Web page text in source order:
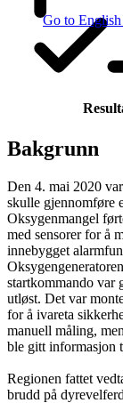
Go to English
Bakgrunn
Den 4. mai 2020
skulle gjennomføre
Oksygenmangel
med sensorer for å
innebygget
startkommando var
utløst. Det var
for å ivareta
manuell måling,
ble gitt informasjon
Regionen fattet
brudd på